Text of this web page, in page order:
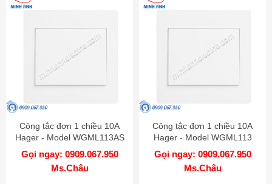
Công tắc đơn 1 chiều 10A
Hager - Model WGML113AS
Gọi ngay: 0909.067.950
Ms.Châu
Công tắc đơn 1 chiều 10A
Hager - Model WGML113
Gọi ngay: 0909.067.950
Ms.Châu